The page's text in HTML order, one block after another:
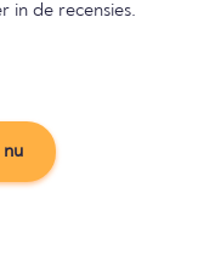
in de recensies.